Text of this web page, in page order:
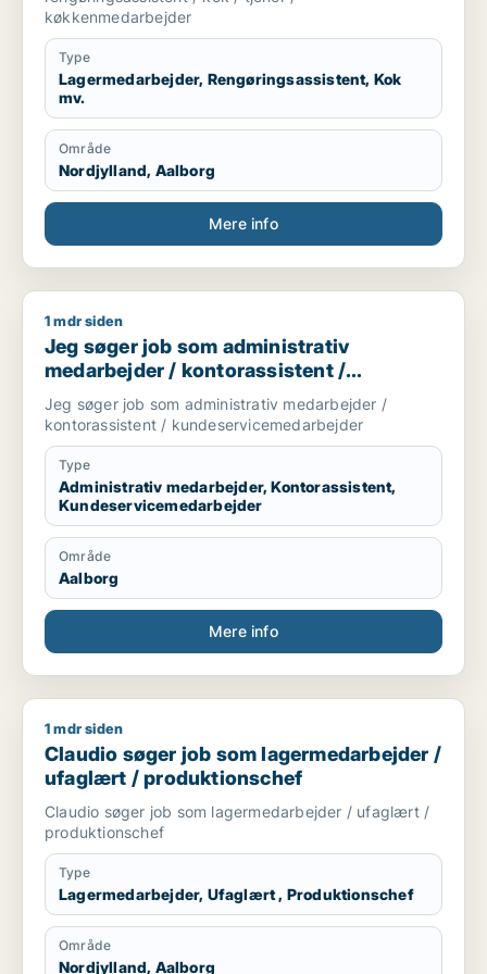
køkkenmedarbejder
Type
Lagermedarbejder, Rengøringsassistent, Kok
mv.
Område
Nordjylland, Aalborg
Mere info
Jeg søger job som administrativ medarbejder /
1 mdr siden
Jeg søger job som administrativ
medarbejder / kontorassistent /
kundeservicemedarbejder
Jeg søger job som administrativ medarbejder /
kontorassistent / kundeservicemedarbejder
Type
Administrativ medarbejder, Kontorassistent,
Kundeservicemedarbejder
Område
Aalborg
Mere info
Claudio søger job som lagermedarbejder / ufaglært /
1 mdr siden
Claudio søger job som lagermedarbejder /
ufaglært / produktionschef
Claudio søger job som lagermedarbejder / ufaglært /
produktionschef
Type
Lagermedarbejder, Ufaglært , Produktionschef
Område
Nordjylland, Aalborg